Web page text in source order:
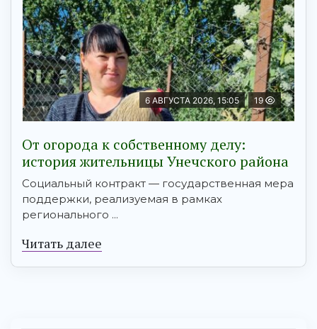
6 АВГУСТА 2026, 15:05 19
От огорода к собственному делу:
история жительницы Унечского района
Социальный контракт — государственная мера
поддержки, реализуемая в рамках
регионального ...
Читать далее